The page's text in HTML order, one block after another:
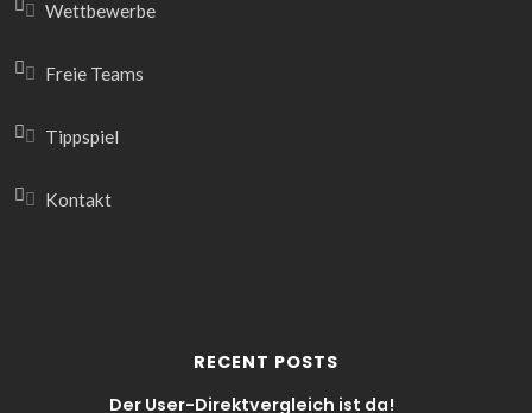
Wettbewerbe
Freie Teams
Tippspiel
Kontakt
RECENT POSTS
Der User-Direktvergleich ist da!